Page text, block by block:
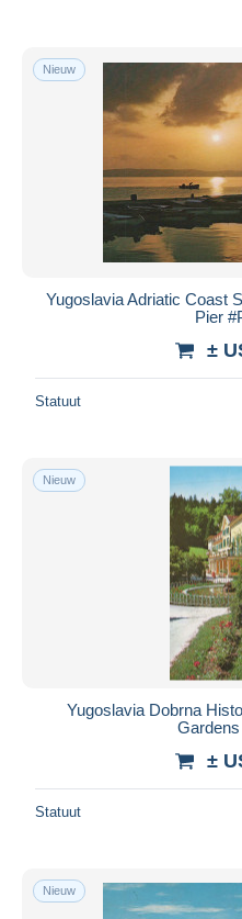
Nieuw
Yugoslavia Adriatic Coast
Pier
±
Statuut
Nieuw
Yugoslavia Dobrna
±
Statuut
Nieuw